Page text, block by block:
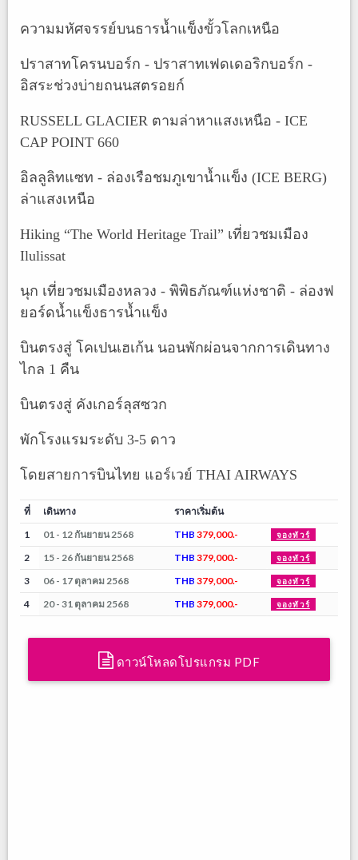
ความมหัศจรรย์บนธารน้ำแข็งขั้วโลกเหนือ
ปราสาทโครนบอร์ก - ปราสาทเฟดเดอริกบอร์ก -
อิสระช่วงบ่ายถนนสตรอยก์
RUSSELL GLACIER ตามล่าหาแสงเหนือ - ICE
CAP POINT 660
อิลลูลิทแซท - ล่องเรือชมภูเขาน้ำแข็ง (ICE BERG)
ล่าแสงเหนือ
Hiking “The World Heritage Trail” เที่ยวชมเมือง
Ilulissat
นุก เที่ยวชมเมืองหลวง - พิพิธภัณฑ์แห่งชาติ - ล่องฟ
ยอร์ดน้ำแข็งธารน้ำแข็ง
บินตรงสู่ โคเปนเฮเก้น นอนพักผ่อนจากการเดินทาง
ไกล 1 คืน
บินตรงสู่ คังเกอร์ลุสซวก
พักโรงแรมระดับ 3-5 ดาว
โดยสายการบินไทย แอร์เวย์ THAI AIRWAYS
ที่ เดินทาง
ราคาเริ่มต้น
1
01 - 12 กันยายน 2568 THB 379,000.- จองทัวร์
2 15 - 26 กันยายน 2568 THB 379,000.- จองทัวร์
3 06 - 17 ตุลาคม 2568 THB 379,000.- จองทัวร์
4 20 - 31 ตุลาคม 2568 THB 379,000.- จองทัวร์
ดาวน์โหลดโปรแกรม PDF